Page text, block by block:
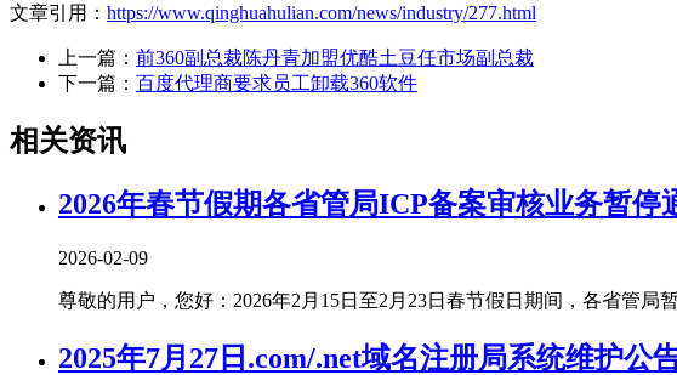
文章引用： https://www.qinghuahulian.com/news/industry/277.html
上一篇： 前360副总裁陈丹青加盟优酷土豆任市场副总裁
下一篇： 百度代理商要求员工卸载360软件
相关资讯
2026年春节假期各省管局ICP备案审核业务暂停
2026-02-09
尊敬的用户，您好：2026年2月15日至2月23日春节假日期间，各省管局
2025年7月27日.com/.net域名注册局系统维护公